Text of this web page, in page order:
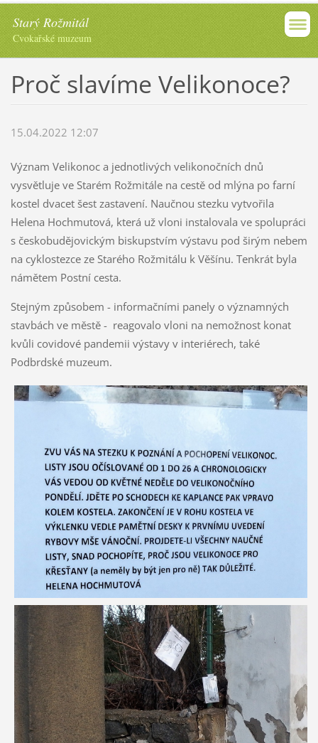
Starý Rožmitál
Cvokařské muzeum
Proč slavíme Velikonoce?
15.04.2022 12:07
Význam Velikonoc a jednotlivých velikonočních dnů
vysvětluje ve Starém Rožmitále na cestě od mlýna po farní
kostel dvacet šest zastavení. Naučnou stezku vytvořila
Helena Hochmutová, která už vloni instalovala ve spolupráci
s českobudějovickým biskupstvím výstavu pod širým nebem
na cyklostezce ze Starého Rožmitálu k Věšínu. Tenkrát byla
námětem Postní cesta.
Stejným způsobem - informačními panely o významných
stavbách ve městě - reagovalo vloni na nemožnost konat
kvůli covidové pandemii výstavy v interiérech, také
Podbrdské muzeum.